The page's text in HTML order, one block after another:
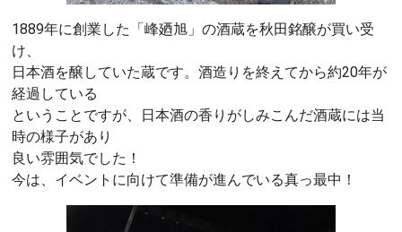
1889年に創業した「峰廼旭」の酒蔵を秋田銘醸が買い受
け、
日本酒を醸していた蔵です。酒造りを終えてから約20年が
経過している
ということですが、日本酒の香りがしみこんだ酒蔵には当
時の様子があり
良い雰囲気でした！
今は、イベントに向けて準備が進んでいる真っ最中！